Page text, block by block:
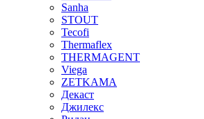
Sanha
STOUT
Tecofi
Thermaflex
THERMAGENT
Viega
ZETKAMA
Декаст
Джилекс